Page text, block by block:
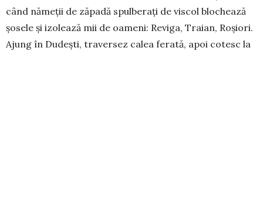
când nă­meții de zăpadă spulberați de viscol blo­chează
șosele și izolează mii de oameni: Revi­ga, Traian, Roșiori.
Ajung în Dudești, traversez calea ferată, apoi cotesc la